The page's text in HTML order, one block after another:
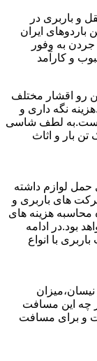
و باربری در
باردوهای ایران
به وفور
و کارآمد
رو اقشار مختلف
نگه داری و
است.به لطف شاسی
بار و اثاث
حمل لوازم داشته
های باربری و
محاسبه هزینه های
بود.در ادامه
با انواع
چه این مسافت
و برای مسافت